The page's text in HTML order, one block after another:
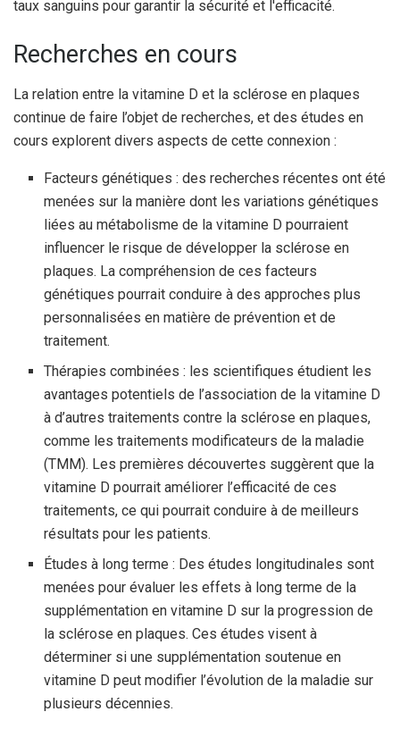
taux sanguins pour garantir la sécurité et l'efficacité.
Recherches en cours
La relation entre la vitamine D et la sclérose en plaques
continue de faire l’objet de recherches, et des études en
cours explorent divers aspects de cette connexion :
Facteurs génétiques : des recherches récentes ont été
menées sur la manière dont les variations génétiques
liées au métabolisme de la vitamine D pourraient
influencer le risque de développer la sclérose en
plaques. La compréhension de ces facteurs
génétiques pourrait conduire à des approches plus
personnalisées en matière de prévention et de
traitement.
Thérapies combinées : les scientifiques étudient les
avantages potentiels de l’association de la vitamine D
à d’autres traitements contre la sclérose en plaques,
comme les traitements modificateurs de la maladie
(TMM). Les premières découvertes suggèrent que la
vitamine D pourrait améliorer l’efficacité de ces
traitements, ce qui pourrait conduire à de meilleurs
résultats pour les patients.
Études à long terme : Des études longitudinales sont
menées pour évaluer les effets à long terme de la
supplémentation en vitamine D sur la progression de
la sclérose en plaques. Ces études visent à
déterminer si une supplémentation soutenue en
vitamine D peut modifier l’évolution de la maladie sur
plusieurs décennies.